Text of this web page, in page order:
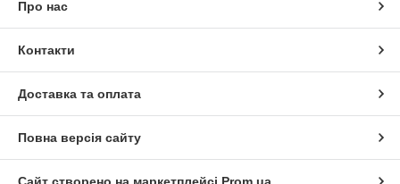
Про нас
Контакти
Доставка та оплата
Повна версія сайту